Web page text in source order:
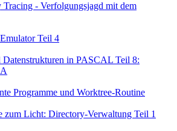
Tracing - Verfolgungsjagd mit dem
Teil 4
in PASCAL Teil 8:
Programme und Worktree-Routine
zum Licht: Directory-Verwaltung Teil 1